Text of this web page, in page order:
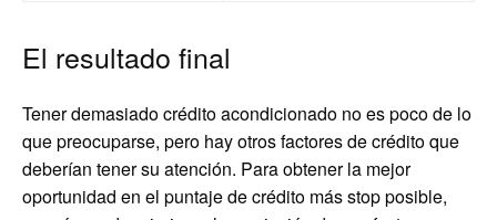
El resultado final
Tener demasiado crédito acondicionado no es poco de lo
que preocuparse, pero hay otros factores de crédito que
deberían tener su atención. Para obtener la mejor
oportunidad en el puntaje de crédito más stop posible,